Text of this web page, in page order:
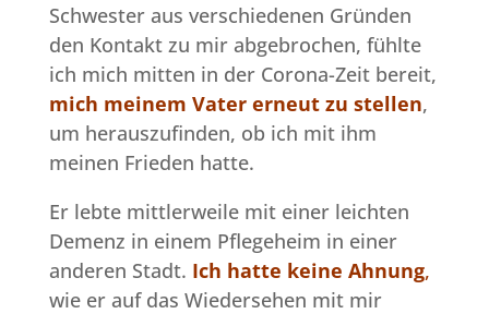
Schwester aus verschiedenen Gründen
den Kontakt zu mir abgebrochen, fühlte
ich mich mitten in der Corona-Zeit bereit,
mich meinem Vater erneut zu stellen,
um herauszufinden, ob ich mit ihm
meinen Frieden hatte.
Er lebte mittlerweile mit einer leichten
Demenz in einem Pflegeheim in einer
anderen Stadt. Ich hatte keine Ahnung,
wie er auf das Wiedersehen mit mir